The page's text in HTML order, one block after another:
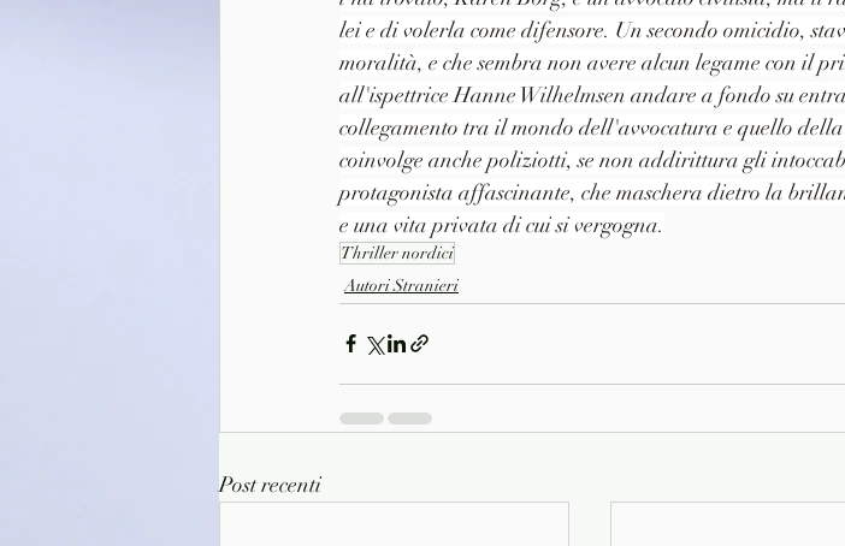
lei e di volerla come difensore. Un secondo omicidio,
moralità, e che sembra non avere alcun legame con il
all'ispettrice Hanne Wilhelmsen andare a fondo su
collegamento tra il mondo dell'avvocatura e quello
coinvolge anche poliziotti, se non addirittura gli
protagonista affascinante, che maschera dietro la
e una vita privata di cui si vergogna.
Thriller nordici
Autori Stranieri
Post recenti